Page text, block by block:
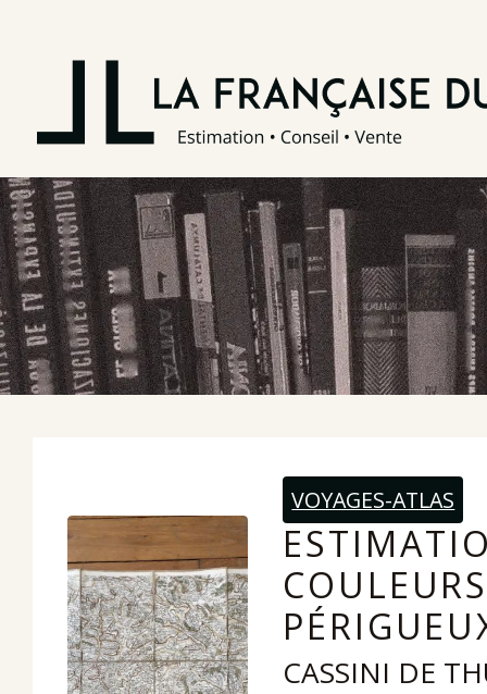
VOYAGES-ATLAS
CASSINI DE